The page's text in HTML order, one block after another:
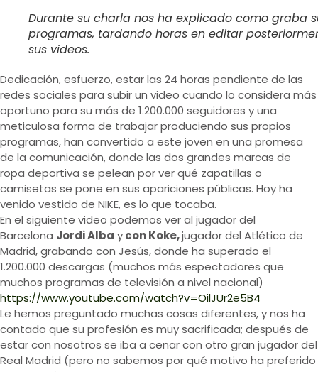
Durante su charla nos ha explicado como graba
programas, tardando horas en editar
sus videos.
Dedicación, esfuerzo, estar las 24 horas pendiente de las
redes sociales para subir un video cuando lo considera más
oportuno para su más de 1.200.000 seguidores y una
meticulosa forma de trabajar produciendo sus propios
programas, han convertido a este joven en una promesa
de la comunicación, donde las dos grandes marcas de
ropa deportiva se pelean por ver qué zapatillas o
camisetas se pone en sus apariciones públicas. Hoy ha
venido vestido de NIKE, es lo que tocaba.
En el siguiente video podemos ver al jugador del
Barcelona Jordi Alba ycon Koke,jugador del Atlético de
Madrid, grabando con Jesús, donde ha superado el
1.200.000 descargas (muchos más espectadores que
muchos programas de televisión a nivel nacional)
https://www.youtube.com/watch?v=OilJUr2e5B4
Le hemos preguntado muchas cosas diferentes, y nos ha
contado que su profesión es muy sacrificada; después de
estar con nosotros se iba a cenar con otro gran jugador del
Real Madrid (pero no sabemos por qué motivo ha preferido